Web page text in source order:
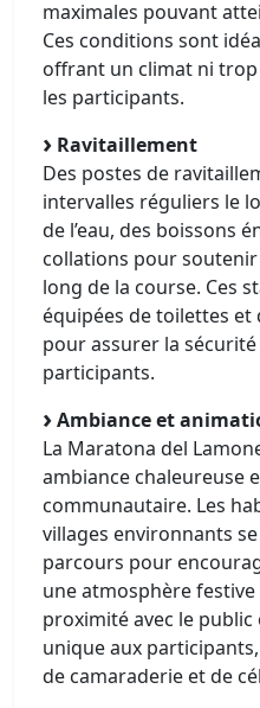
maximales pouvant
Ces conditions sont
offrant un climat ni
les participants.
Ravitaillement
Des postes de
intervalles réguliers le
de l’eau, des boissons
collations pour
long de la course. Ces
équipées de toilettes et
pour assurer la
participants.
Ambiance et
La Maratona del
ambiance chaleureuse
communautaire. Les
villages environnants
parcours pour
une atmosphère
proximité avec le
unique aux
de camaraderie et de